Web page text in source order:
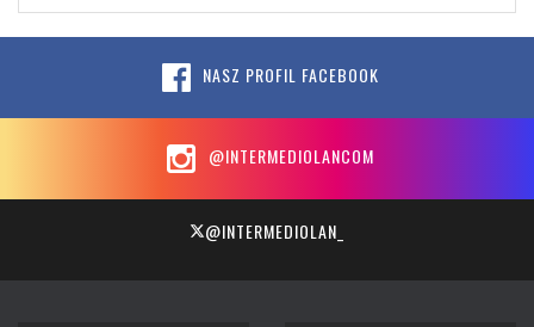
NASZ PROFIL FACEBOOK
@INTERMEDIOLANCOM
@INTERMEDIOLAN_